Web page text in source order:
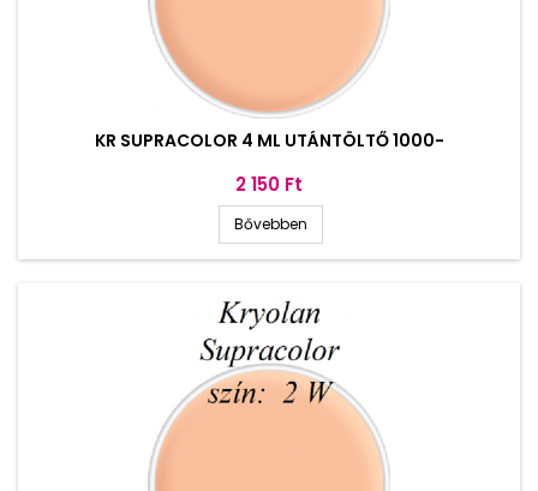
KR SUPRACOLOR 4 ML UTÁNTÖLTŐ 1000-
Ár
2 150 Ft
Bővebben